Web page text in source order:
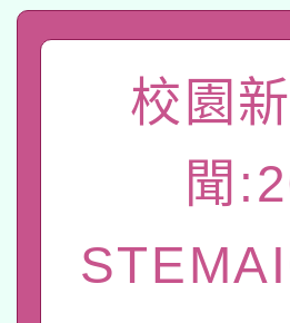
pilot」
有關大陸
薪期間赴
轉知經濟
用水績優
動」
115年8月
桃園市孔
開 智慧啟
2026年桃
「2026桃
轉知教育
校園
聞